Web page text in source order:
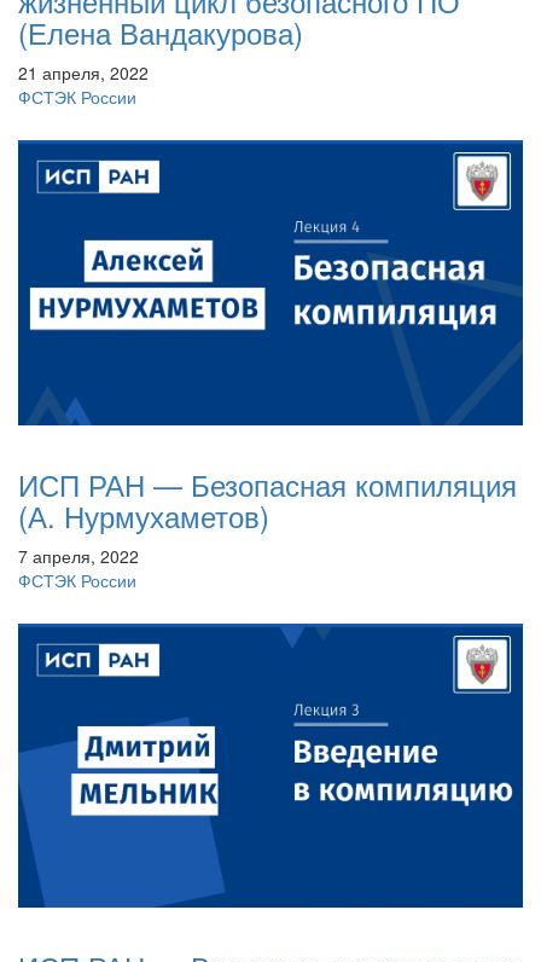
(Елена Вандакурова)
21 апреля, 2022
ФСТЭК России
ИСП РАН — Безопасная компиляция
(А. Нурмухаметов)
7 апреля, 2022
ФСТЭК России